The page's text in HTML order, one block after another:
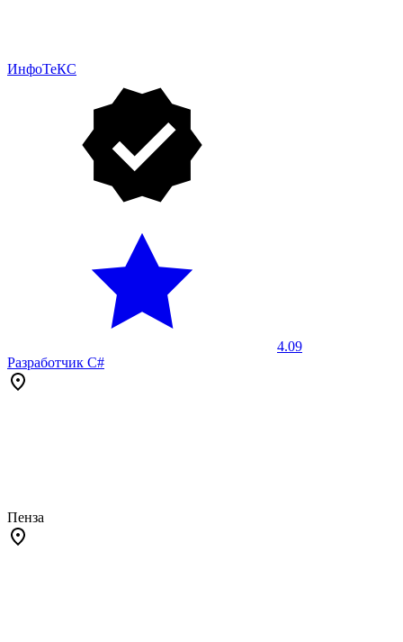
ИнфоТеКС
4.09
Разработчик C#
Пенза